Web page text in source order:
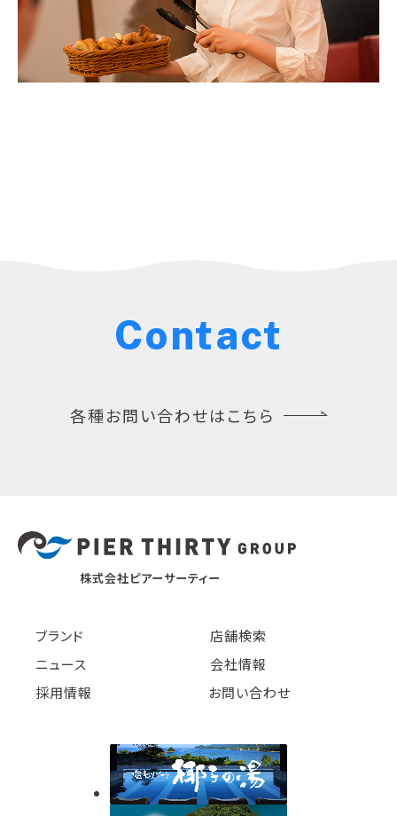
Contact
各種お問い合わせはこちら
株式会社ピアーサーティー
ブランド
店舗検索
ニュース
会社情報
採用情報
お問い合わせ